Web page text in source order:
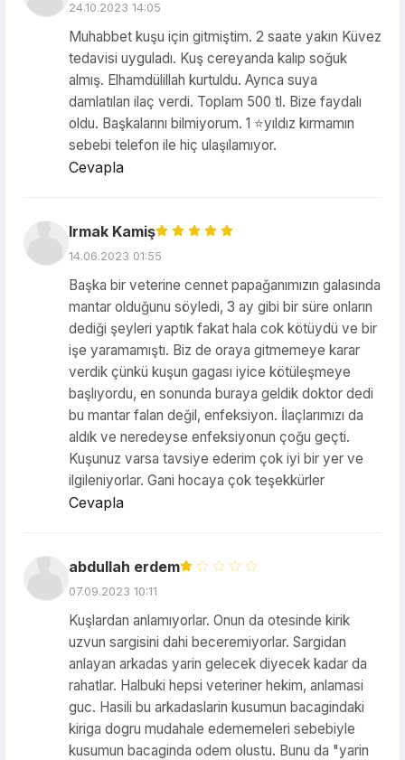
24.10.2023 14:05
Muhabbet kuşu için gitmiştim. 2 saate yakın Küvez
tedavisi uyguladı. Kuş cereyanda kalıp soğuk
almış. Elhamdülillah kurtuldu. Ayrıca suya
damlatılan ilaç verdi. Toplam 500 tl. Bize faydalı
oldu. Başkalarını bilmiyorum. 1 ⭐yıldız kırmamın
sebebi telefon ile hiç ulaşılamıyor.
Cevapla
Irmak Kamiş
14.06.2023 01:55
Başka bir veterine cennet papağanımızın galasında
mantar olduğunu söyledi, 3 ay gibi bir süre onların
dediği şeyleri yaptık fakat hala cok kötüydü ve bir
işe yaramamıştı. Biz de oraya gitmemeye karar
verdik çünkü kuşun gagası iyice kötüleşmeye
başlıyordu, en sonunda buraya geldik doktor dedi
bu mantar falan değil, enfeksiyon. İlaçlarımızı da
aldık ve neredeyse enfeksiyonun çoğu geçti.
Kuşunuz varsa tavsiye ederim çok iyi bir yer ve
ilgileniyorlar. Gani hocaya çok teşekkürler
Cevapla
abdullah erdem
07.09.2023 10:11
Kuşlardan anlamıyorlar. Onun da otesinde kirik
uzvun sargisini dahi beceremiyorlar. Sargidan
anlayan arkadas yarin gelecek diyecek kadar da
rahatlar. Halbuki hepsi veteriner hekim, anlamasi
guc. Hasili bu arkadaslarin kusumun bacagindaki
kiriga dogru mudahale edememeleri sebebiyle
kusumun bacaginda odem olustu. Bunu da "yarin